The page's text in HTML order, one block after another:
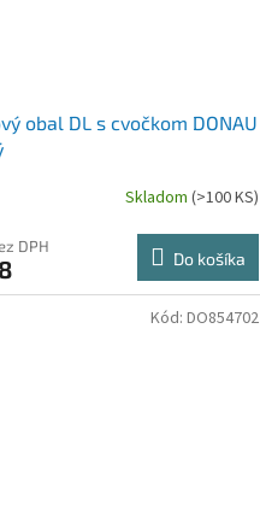
obal DL s cvočkom DONAU
Skladom (>100 KS)
DPH
Do košíka
Kód: DO854702